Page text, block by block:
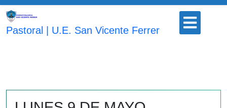
Saltar
contenido
Pastoral | U.E. San Vicente Ferrer
Botón
abrir